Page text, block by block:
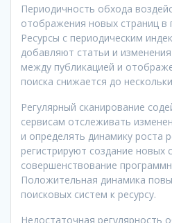
Периодичность обхода
отображения новых страниц в
Ресурсы с периодическим
добавляют статьи и
между публикацией и
поиска снижается до
Регулярный сканирование
сервисам отслеживать
и определять динамику роста
регистрируют создание новых
совершенствование
Положительная динамика
поисковых систем к ресурсу.
Недостаточная регулярность